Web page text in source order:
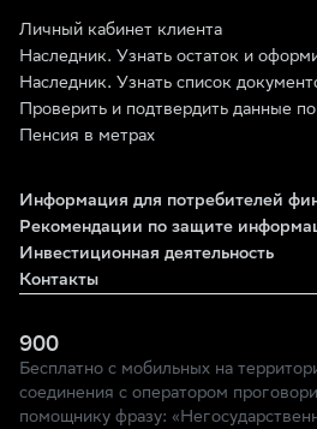
Личный кабинет клиента
Наследник. Узнать остаток и
Наследник. Узнать список
Проверить и подтвердить данные
Пенсия в метрах
Информация для потребителей
Рекомендации по защите
Инвестиционная деятельность
Контакты
900
Бесплатно с мобильных на
соединения с оператором
помощнику фразу: